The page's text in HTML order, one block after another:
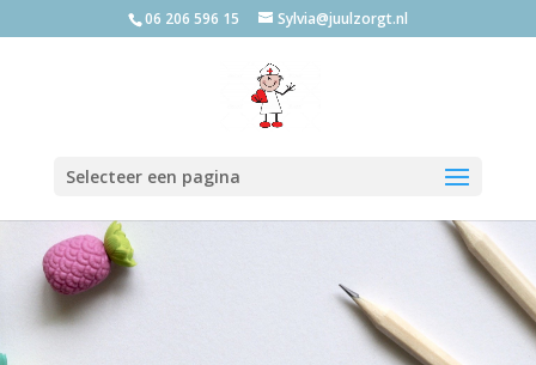
06 206 596 15 Sylvia@juulzorgt.nl
Selecteer een pagina